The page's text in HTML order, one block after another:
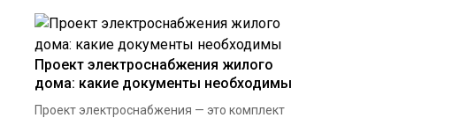
Проект электроснабжения жилого
дома: какие документы необходимы
Проект электроснабжения — это комплект